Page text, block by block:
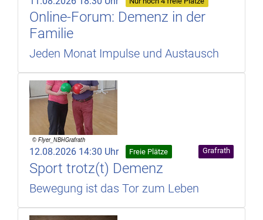
Online-Forum: Demenz in der
Familie
Jeden Monat Impulse und Austausch
12.08.2026 14:30 Uhr Freie Plätze Grafrath
Sport trotz(t) Demenz
Bewegung ist das Tor zum Leben